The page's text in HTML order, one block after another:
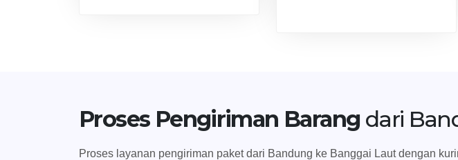
Proses Pengiriman Barang dari
Proses layanan pengiriman paket dari Bandung ke Banggai Laut dengan